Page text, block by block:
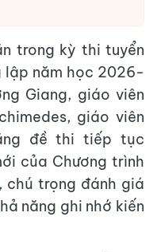
trong kỳ thi tuyển
lập năm học 2026-
Giang, giáo viên
giáo viên
đề thi tiếp tục
của Chương trình
chú trọng đánh giá
năng ghi nhớ kiến